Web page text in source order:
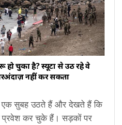
हो चुका है? स्यूटा से उठ रहे वे
नहीं कर सकता
एक सुबह उठते हैं और देखते हैं कि
प्रवेश कर चुके हैं। सड़कों पर